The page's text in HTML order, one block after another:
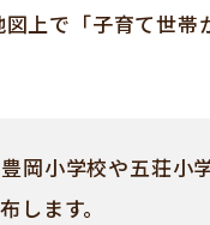
上で「子育て世
岡小学校や五荘小
します。